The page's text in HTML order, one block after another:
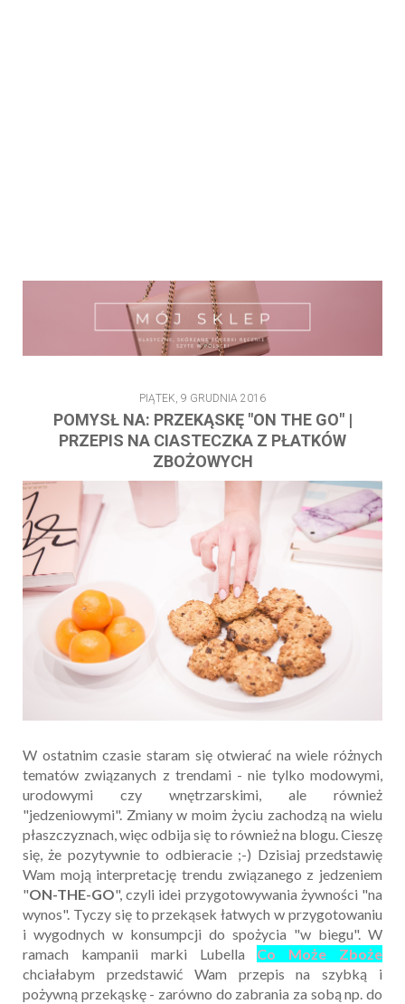
PIĄTEK, 9 GRUDNIA 2016
POMYSŁ NA: PRZEKĄSKĘ "ON THE GO" |
PRZEPIS NA CIASTECZKA Z PŁATKÓW
ZBOŻOWYCH
W ostatnim czasie staram się otwierać na wiele różnych
tematów związanych z trendami - nie tylko modowymi,
urodowymi czy wnętrzarskimi, ale również
"jedzeniowymi". Zmiany w moim życiu zachodzą na wielu
płaszczyznach, więc odbija się to również na blogu. Cieszę
się, że pozytywnie to odbieracie ;-) Dzisiaj przedstawię
Wam moją interpretację trendu związanego z jedzeniem
"ON-THE-GO", czyli idei przygotowywania żywności "na
wynos". Tyczy się to przekąsek łatwych w przygotowaniu
i wygodnych w konsumpcji do spożycia "w biegu". W
ramach kampanii marki Lubella Co Może Zboże
chciałabym przedstawić Wam przepis na szybką i
pożywną przekąskę - zarówno do zabrania za sobą np. do